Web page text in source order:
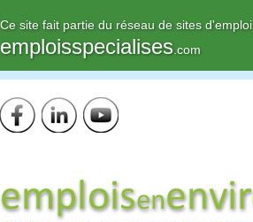
Ce site fait partie du réseau de sites d'emploi
emploisspecialises .com